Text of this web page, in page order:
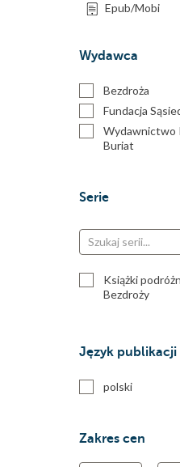
Epub/Mobi
Wydawca
Bezdroża
Fundacja
Wydawnictwo
Buriat
Serie
Książki
Bezdroży
Język publikacji
polski
Zakres cen